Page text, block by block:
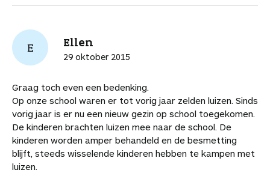
E Ellen
29 oktober 2015
Graag toch even een bedenking.
Op onze school waren er tot vorig jaar zelden luizen. Sinds
vorig jaar is er nu een nieuw gezin op school toegekomen.
De kinderen brachten luizen mee naar de school. De
kinderen worden amper behandeld en de besmetting
blijft, steeds wisselende kinderen hebben te kampen met
luizen.